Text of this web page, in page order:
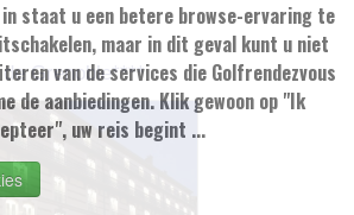
Grenoble****
staat u een betere browse-ervaring te
maar in dit geval kunt u niet
van de services die Golfrendezvous
de aanbiedingen. Klik gewoon op "Ik
uw reis begint ...